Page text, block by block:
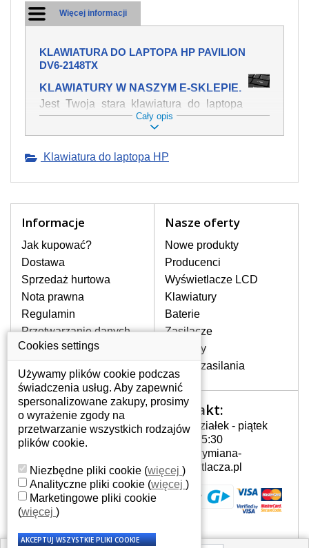
Więcej informacji
KLAWIATURA DO LAPTOPA HP PAVILION
DV6-2148TX
KLAWIATURY W NASZYM E-SKLEPIE.
Jest Twoja stara klawiatura do laptopa
HP Pavilion dv6-2148tx mechanicznie
uszkodzona, polałeś ją płynem, który
swojej pozycji? Kup nową klawiaturę,
Oferujemy oryginalne klawiatury w
stronie internetowej ją znajdziesz za
pomocy wyszukiwarki. Wystarczy znać
model laptopa. Przy każdej klawiaturze
nie może brakować szczególowe zdjęcie
do aktualnego stanu naszego magazynu.
W JAKI SPOSÓB MOŻE SIĘ
PRZEJAWIAĆ USTERKA
Częstymi objawami są pomijanie liter
czy wyświetlanie innych liter oraz
dublowanie tych samych znaków. W
przypadku podlicia klawisze nie
powrócą do pierwotnej pozycji. Albo
też uszkodzenie mechaniczne, np.
JAK TO DZIAŁA?
Klawiatura składa się z kilku
warstw folii, z których przewodzą
przewodzące warstwy.
Cały opis
Klawiatura do laptopa HP
Informacje
Jak kupować?
Dostawa
Sprzedaż hurtowa
Nota prawna
Regulamin
Przetwarzanie danych
osobowych
Gdzie nas znajdziesz
Nasze oferty
Nowe produkty
Producenci
Wyświetlacze LCD
Klawiatury
Baterie
Zasilacze
Zawiasy
Złącza zasilania
Twoje konto
Twoje konto
Dane osobowe
Adresy
Historia zamówień
Kontakt:
Poniedziałek - piątek
7:00 - 15:30
info@wymiana-
wyswietlacza.pl
Cookies settings
Używamy plików cookie podczas
świadczenia usług. Aby zapewnić
spersonalizowane zakupy, prosimy
o wyrażenie zgody na
przetwarzanie wszystkich rodzajów
plików cookie.
Niezbędne pliki cookie (więcej )
Analityczne pliki cookie (więcej )
Marketingowe pliki cookie
(więcej )